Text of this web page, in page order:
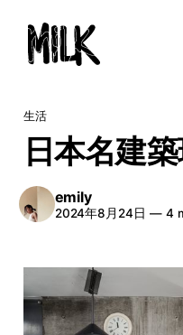
生活
日本名建
emily
2024年8月24日 —4